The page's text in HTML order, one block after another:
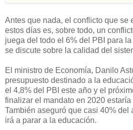
Antes que nada, el conflicto que se
estos días es, sobre todo, un
juega del todo el 6% del PBI para
se discute sobre la calidad del
El ministro de Economía, Danilo
presupuesto destinado a la
el 4,8% del PBI este año y el
finalizar el mandato en 2020 estaría
También aseguró que casi 40% del
irá a parar a la educación.